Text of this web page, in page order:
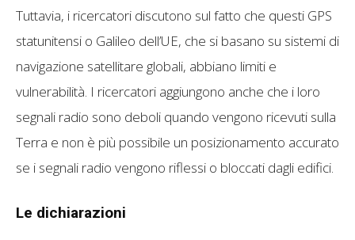
Tuttavia, i ricercatori discutono sul fatto che questi GPS
statunitensi o Galileo dell’UE, che si basano su sistemi di
navigazione satellitare globali, abbiano limiti e
vulnerabilità. I ricercatori aggiungono anche che i loro
segnali radio sono deboli quando vengono ricevuti sulla
Terra e non è più possibile un posizionamento accurato
se i segnali radio vengono riflessi o bloccati dagli edifici.
Le dichiarazioni